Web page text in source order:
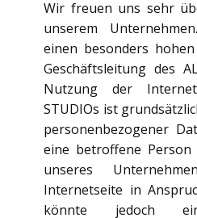
Wir freuen uns sehr
unserem
einen besonders
Geschäftsleitung des
Nutzung der
STUDIOs ist
personenbezogener
eine betroffene Person
unseres
Internetseite in
könnte jedoch